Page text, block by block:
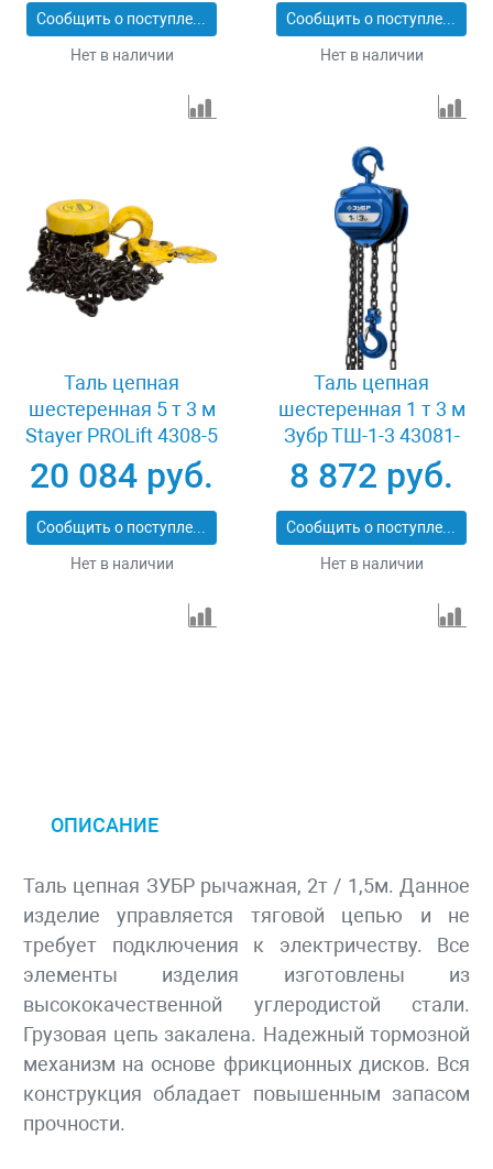
Сообщить о поступлении
Нет в наличии
Сообщить о поступлении
Нет в наличии
Таль цепная
шестеренная 5 т 3 м
Stayer PROLift 4308-5
20 084 руб.
Сообщить о поступлении
Нет в наличии
Таль цепная
шестеренная 1 т 3 м
Зубр ТШ-1-3 43081-
1_z01
8 872 руб.
Сообщить о поступлении
Нет в наличии
ОПИСАНИЕ
Таль цепная ЗУБР рычажная, 2т / 1,5м. Данное
изделие управляется тяговой цепью и не
требует подключения к электричеству. Все
элементы изделия изготовлены из
высококачественной углеродистой стали.
Грузовая цепь закалена. Надежный тормозной
механизм на основе фрикционных дисков. Вся
конструкция обладает повышенным запасом
прочности.